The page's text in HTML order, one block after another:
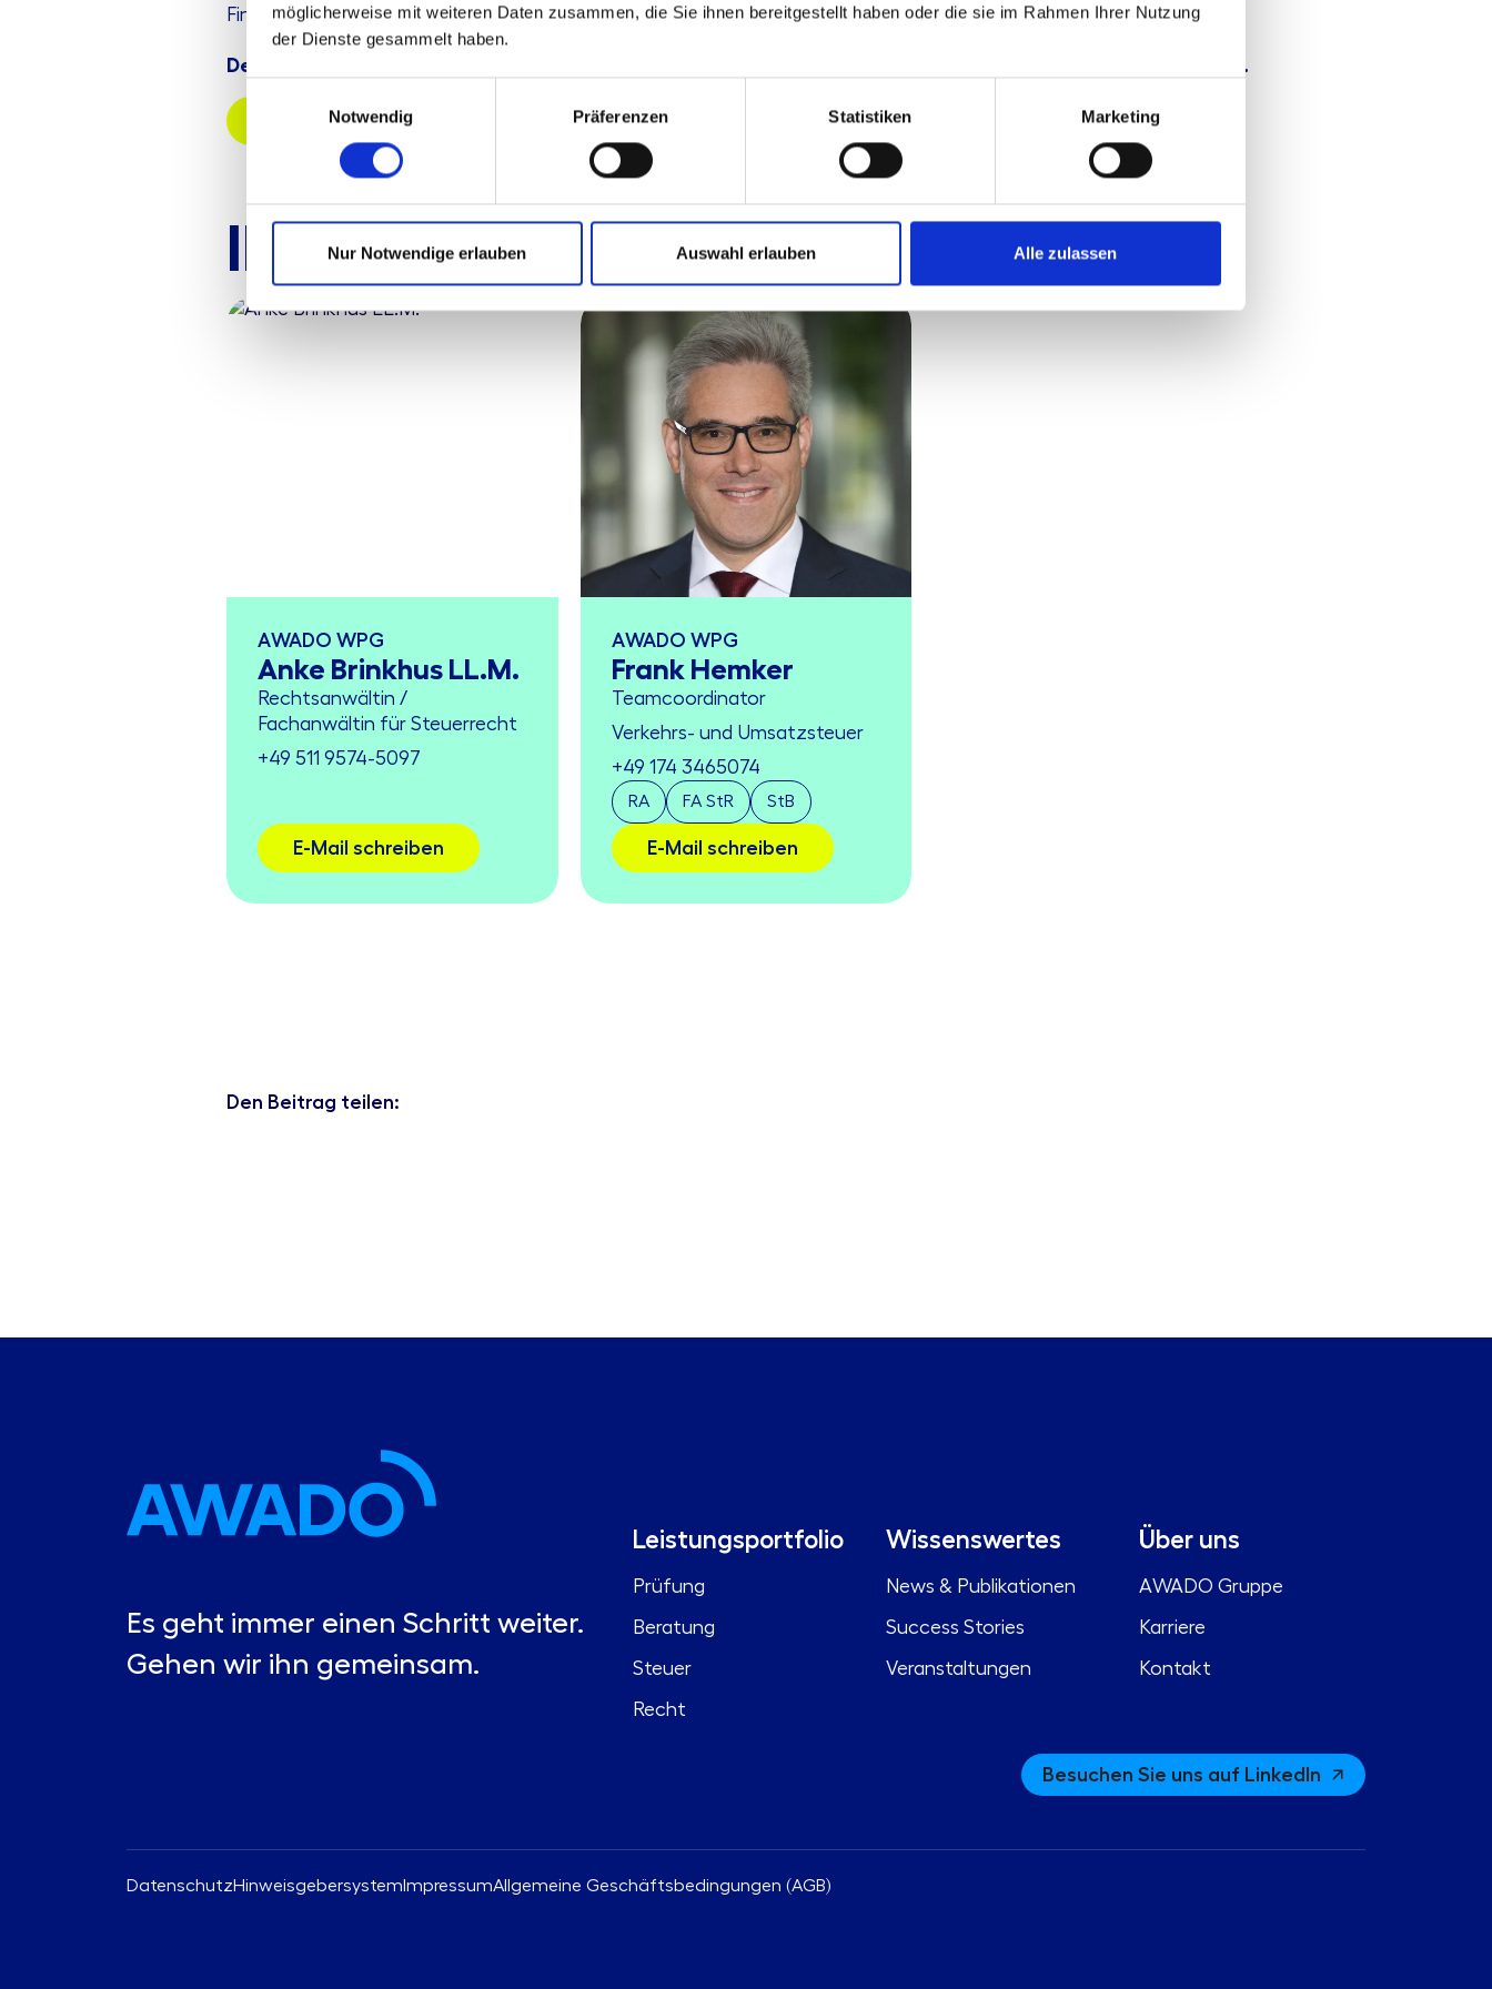
möglicherweise mit weiteren Daten zusammen, die Sie ihnen bereitgestellt haben oder die sie im Rahmen Ihrer Nutzung
der Dienste gesammelt haben.
Notwendig
Präferenzen Statistiken Marketing
Nur Notwendige erlauben Auswahl erlauben Alle zulassen
Finanzverwaltung besteht.
Der vollständige Artikel steht Ihnen in voller Länge für 6 Monate kostenfrei zum Download zur Verfügung.
Zum Artikel
Ihre Ansprechpersonen
AWADO WPG
Anke Brinkhus LL.M.
Rechtsanwältin /
Fachanwältin für Steuerrecht
+49 511 9574-5097
E-Mail schreiben
AWADO WPG
Frank Hemker
Teamcoordinator
Verkehrs- und Umsatzsteuer
+49 174 3465074
RA FA StR StB
E-Mail schreiben
Den Beitrag teilen:
Es geht immer einen Schritt weiter.
Gehen wir ihn gemeinsam.
Leistungsportfolio
Prüfung
Beratung
Steuer
Recht
Wissenswertes
News & Publikationen
Success Stories
Veranstaltungen
Über uns
AWADO Gruppe
Karriere
Kontakt
Besuchen Sie uns auf LinkedIn
DatenschutzHinweisgebersystem ImpressumAllgemeine Geschäftsbedingungen (AGB)